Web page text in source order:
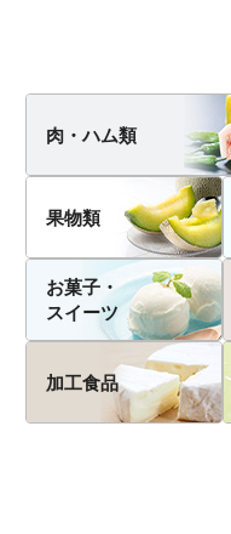
肉・ハム類
果物類
お菓子・
スイーツ
加工食品